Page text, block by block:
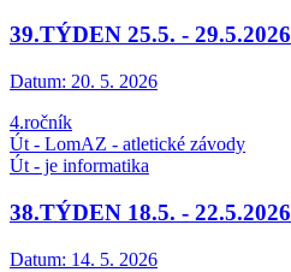
39.TÝDEN 25.5. - 29.5.2026
Datum: 20. 5. 2026
4.ročník
Út - LomAZ - atletické závody
Út - je informatika
38.TÝDEN 18.5. - 22.5.2026
Datum: 14. 5. 2026